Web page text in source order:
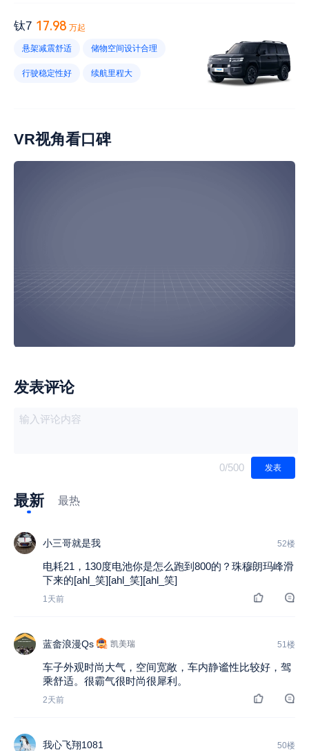
风噪大 优惠幅度小 音响效果不好
不支持快充 快充速度慢
钛7 17.98 万起
悬架减震舒适 储物空间设计合理
行驶稳定性好 续航里程大
内饰异味大 优惠幅度小
VR视角看口碑
发表评论
发表
0/500
最新 最热
小三哥就是我 52楼
电耗21，130度电池你是怎么跑到800的？珠穆朗玛峰滑
下来的[ahl_笑][ahl_笑][ahl_笑]
1天前
蓝畲浪漫Qs 凯美瑞 51楼
车子外观时尚大气，空间宽敞，车内静谧性比较好，驾
乘舒适。很霸气很时尚很犀利。
2天前
我心飞翔1081 50楼